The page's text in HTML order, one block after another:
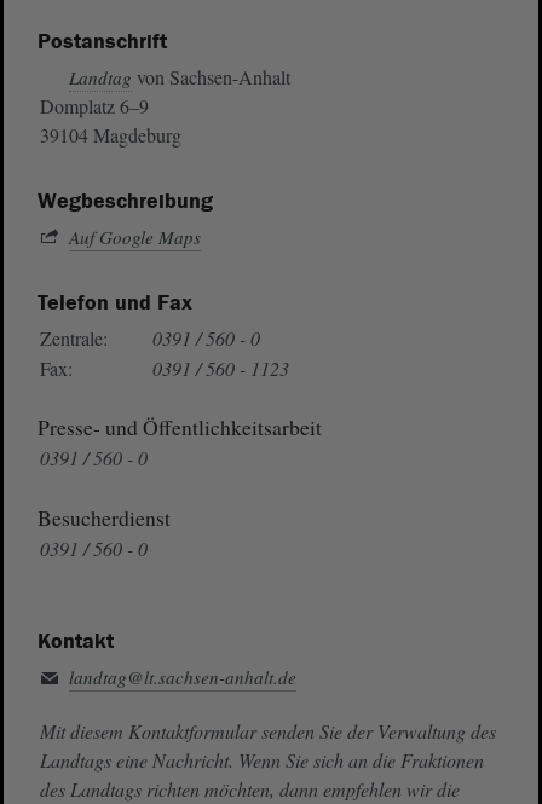
Postanschrift
Landtag von Sachsen-Anhalt
Domplatz 6–9
39104 Magdeburg
Wegbeschreibung
Auf Google Maps
Telefon und Fax
Zentrale:
0391 / 560 - 0
Fax:
0391 / 560 - 1123
Presse- und Öffentlichkeitsarbeit
0391 / 560 - 0
Besucherdienst
0391 / 560 - 0
Kontakt
landtag@lt.sachsen-anhalt.de
Mit diesem Kontaktformular senden Sie der Verwaltung des
Landtags eine Nachricht. Wenn Sie sich an die Fraktionen
des Landtags richten möchten, dann empfehlen wir die